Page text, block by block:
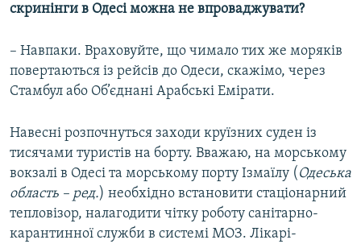
скринінги в Одесі можна не впроваджувати?
– Навпаки. Враховуйте, що чимало тих же моряків
повертаються із рейсів до Одеси, скажімо, через
Стамбул або Об’єднані Арабські Емірати.
Навесні розпочнуться заходи круїзних суден із
тисячами туристів на борту. Вважаю, на морському
вокзалі в Одесі та морському порту Ізмаїлу ( Одеська
область – ред.) необхідно встановити стаціонарний
тепловізор, налагодити чітку роботу санітарно-
карантинної служби в системі МОЗ. Лікарі-